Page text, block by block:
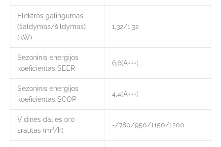
Elektros galingumas
(šaldymas/šildymas)
(kW)
1,32/1,32
Sezoninis energijos
koeficientas SEER
6,6(А+++)
Sezoninis energijos
koeficientas SCOP
4,4(А+++)
Vidinės dalies oro
srautas (m³/h)
-/780/950/1150/1200